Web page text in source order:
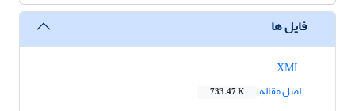
فایل ها
اصل مقاله
733.47 K